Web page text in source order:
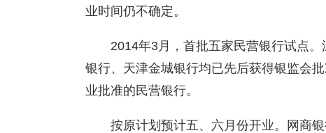
业时间仍不确定。
2014年3月，首批五家民营银行试点
银行、天津金城银行均已先后获得银监会
业批准的民营银行。
按原计划预计五、六月份开业。网商